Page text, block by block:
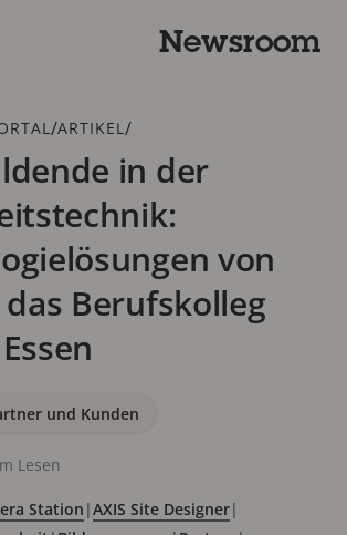
Newsroom
/ARTIKEL /
in der
von
Berufskolleg
und Kunden
Lesen
Station |AXIS Site Designer|